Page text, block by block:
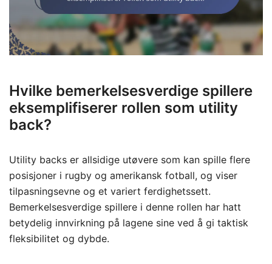
Hvilke bemerkelsesverdige spillere
eksemplifiserer rollen som utility
back?
Utility backs er allsidige utøvere som kan spille flere
posisjoner i rugby og amerikansk fotball, og viser
tilpasningsevne og et variert ferdighetssett.
Bemerkelsesverdige spillere i denne rollen har hatt
betydelig innvirkning på lagene sine ved å gi taktisk
fleksibilitet og dybde.